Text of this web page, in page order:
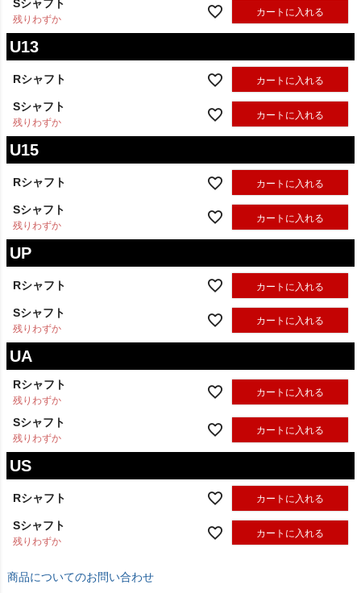
Sシャフト
残りわずか
カートに入れる
U13
Rシャフト カートに入れる
Sシャフト
残りわずか
カートに入れる
U15
Rシャフト カートに入れる
Sシャフト
残りわずか
カートに入れる
UP
Rシャフト カートに入れる
Sシャフト
残りわずか
カートに入れる
UA
Rシャフト
残りわずか
カートに入れる
Sシャフト
残りわずか
カートに入れる
US
Rシャフト カートに入れる
Sシャフト
残りわずか
カートに入れる
商品についてのお問い合わせ